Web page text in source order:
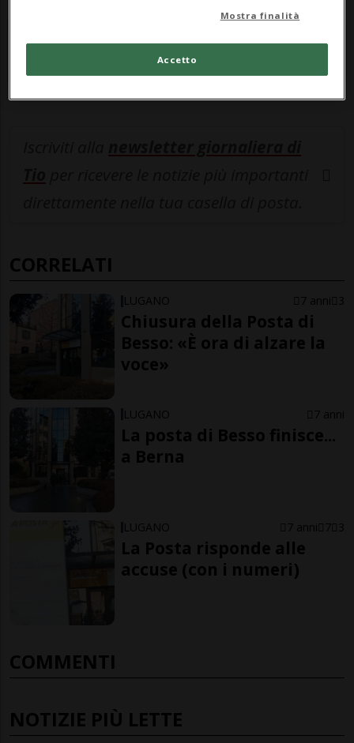
CORRELATI
LUGANO 7 anni 3
Chiusura della Posta di
Besso: «È ora di alzare la
voce»
LUGANO 7 anni
La posta di Besso finisce...
a Berna
LUGANO 7 anni 7 3
La Posta risponde alle
accuse (con i numeri)
COMMENTI
NOTIZIE PIÙ LETTE
Mostra finalità
Accetto